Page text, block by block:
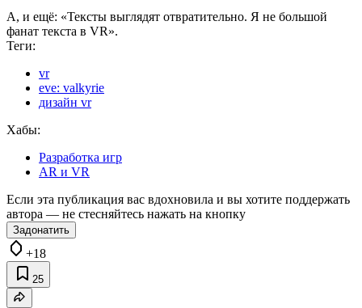
А, и ещё: «Тексты выглядят отвратительно. Я не большой
фанат текста в VR».
Теги:
vr
eve: valkyrie
дизайн vr
Хабы:
Разработка игр
AR и VR
Если эта публикация вас вдохновила и вы хотите поддержать
автора — не стесняйтесь нажать на кнопку
Задонатить
+18
25